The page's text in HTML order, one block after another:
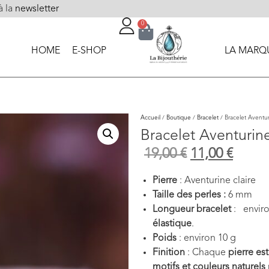
la newsletter
HOME E-SHOP LA
0
Accueil / Boutique / Bracelet / Bracelet
Bracelet
19,00€ 11,00 €
Pierre : Aventurine claire
Taille des perles : 6 mm
Longueur bracelet:
élastique.
Poids : environ 10 g
Finition : Chaque pierre